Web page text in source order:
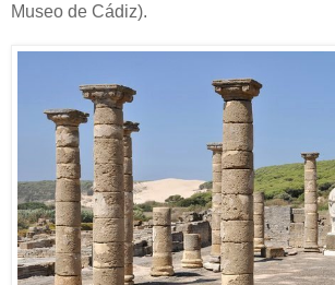
Museo de Cádiz).